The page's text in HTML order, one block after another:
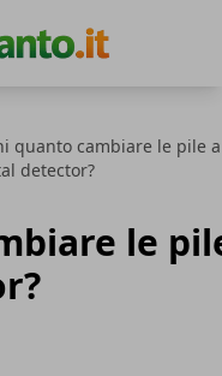
quanto cambiare le pile
detector?
le